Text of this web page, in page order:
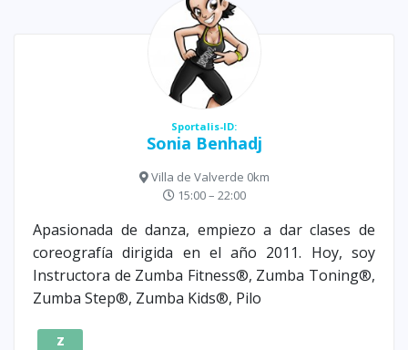
Sportalis-ID:
Sonia Benhadj
Villa de Valverde 0km
15:00 – 22:00
Apasionada de danza, empiezo a dar clases de
coreografía dirigida en el año 2011. Hoy, soy
Instructora de Zumba Fitness®, Zumba Toning®,
Zumba Step®, Zumba Kids®, Pilo
Z